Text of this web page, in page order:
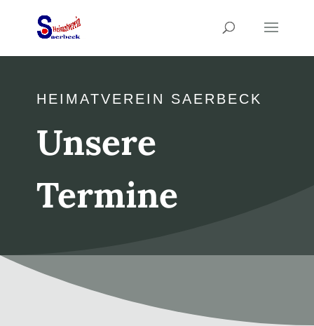
HEIMATVEREIN SAERBECK
Unsere
Termine